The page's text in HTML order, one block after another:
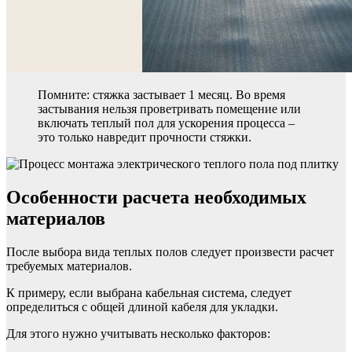
Помните: стяжка застывает 1 месяц. Во время
застывания нельзя проветривать помещение или
включать теплый пол для ускорения процесса –
это только навредит прочности стяжки.
Особенности расчета необходимых
материалов
После выбора вида теплых полов следует произвести расчет
требуемых материалов.
К примеру, если выбрана кабельная система, следует
определиться с общей длиной кабеля для укладки.
Для этого нужно учитывать несколько факторов: